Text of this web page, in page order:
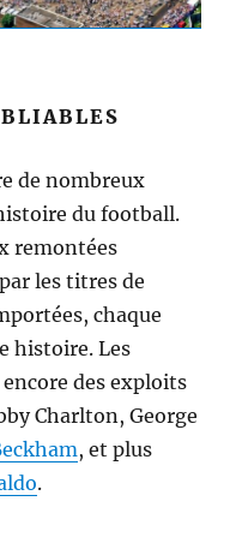
de nombreux
du football.
remontées
les titres de
chaque
histoire. Les
des exploits
Charlton, George
, et plus
.